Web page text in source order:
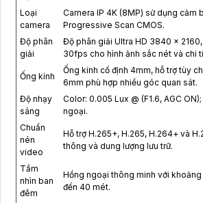
Loại
camera
Camera IP 4K (8MP) sử dụng cảm
Progressive Scan CMOS.
Độ phân
giải
Độ phân giải Ultra HD 3840 ×
30fps cho hình ảnh sắc nét và chi
Ống kính
Ống kính cố định 4mm, hỗ trợ tùy
6mm phù hợp nhiều góc quan sát.
Độ nhạy
sáng
Color: 0.005 Lux @ (F1.6, AGC
ngoại.
Chuẩn
nén
video
Hỗ trợ H.265+, H.265, H.264+ và
thông và dung lượng lưu trữ.
Tầm
nhìn ban
đêm
Hồng ngoại thông minh với
đến 40 mét.